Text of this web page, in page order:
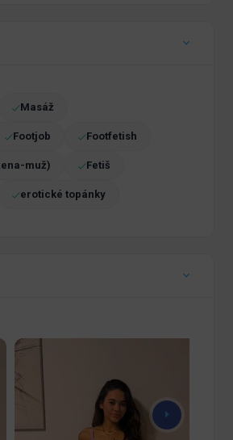
Masáž
Footjob Footfetish
muž) Fetiš
erotické topánky